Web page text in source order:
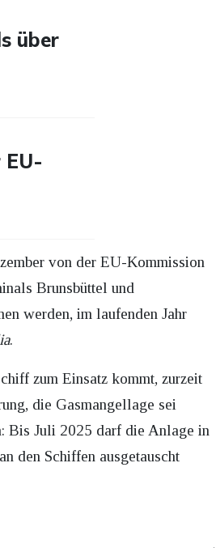
über
EU-
von der EU-Kommission
Brunsbüttel und
werden, im laufenden Jahr
.
zum Einsatz kommt, zurzeit
die Gasmangellage sei
Bis Juli 2025 darf die Anlage in
den Schiffen ausgetauscht